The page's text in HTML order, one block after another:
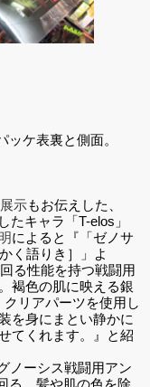
ッケ表裏と側面。
示もお伝えした、
たキャラ「T-elos」
によると『「ゼノサ
く語りき］」よ
る性能を持つ戦闘用
褐色の肌に映える銀
リアパーツを使用し
を身にまとい静かに
てくれます。』と紹
ノーシス戦闘用アン
る。髪や肌の色を除